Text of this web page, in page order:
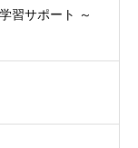
習サポート ～